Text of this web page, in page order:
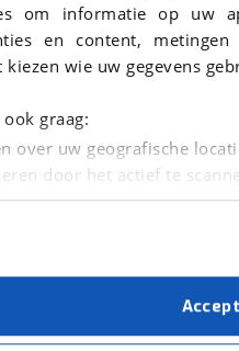
om informatie op
en content,
wie uw gegevens
graag:
over uw geografische
door het actief te
gegevens worden
technieken zorgen we
website goed werkt.
relevante advertenties